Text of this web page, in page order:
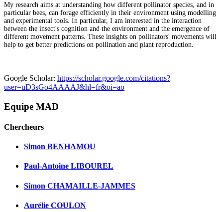
My research aims at understanding how different pollinator species, and in
particular bees, can forage efficiently in their environment using modelling
and experimental tools. In particular, I am interested in the interaction
between the insect's cognition and the environment and the emergence of
different movement patterns. These insights on pollinators' movements will
help to get better predictions on pollination and plant reproduction.
Google Scholar: https://scholar.google.com/citations?
user=uD3sGo4AAAAJ&hl=fr&oi=ao
Equipe MAD
Chercheurs
Simon BENHAMOU
Paul-Antoine LIBOUREL
Simon CHAMAILLE-JAMMES
Aurélie COULON